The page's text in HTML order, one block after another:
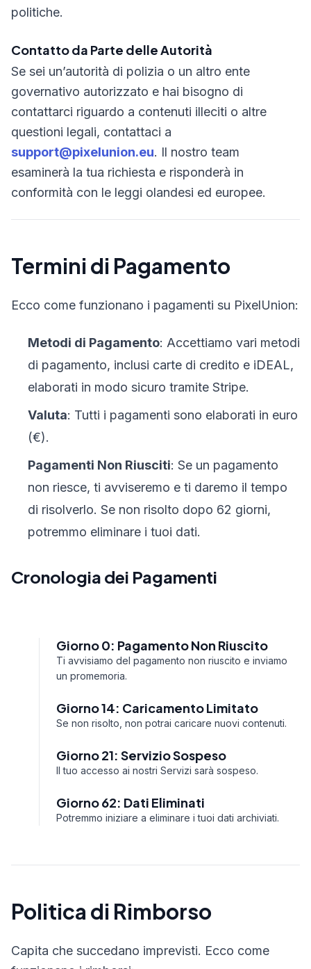
politiche.
Contatto da Parte delle Autorità
Se sei un’autorità di polizia o un altro ente
governativo autorizzato e hai bisogno di
contattarci riguardo a contenuti illeciti o altre
questioni legali, contattaci a
support@pixelunion.eu. Il nostro team
esaminerà la tua richiesta e risponderà in
conformità con le leggi olandesi ed europee.
Termini di Pagamento
Ecco come funzionano i pagamenti su PixelUnion:
Metodi di Pagamento: Accettiamo vari metodi
di pagamento, inclusi carte di credito e iDEAL,
elaborati in modo sicuro tramite Stripe.
Valuta: Tutti i pagamenti sono elaborati in euro
(€).
Pagamenti Non Riusciti: Se un pagamento
non riesce, ti avviseremo e ti daremo il tempo
di risolverlo. Se non risolto dopo 62 giorni,
potremmo eliminare i tuoi dati.
Cronologia dei Pagamenti
Giorno 0: Pagamento Non Riuscito
Ti avvisiamo del pagamento non riuscito e inviamo
un promemoria.
Giorno 14: Caricamento Limitato
Se non risolto, non potrai caricare nuovi contenuti.
Giorno 21: Servizio Sospeso
Il tuo accesso ai nostri Servizi sarà sospeso.
Giorno 62: Dati Eliminati
Potremmo iniziare a eliminare i tuoi dati archiviati.
Politica di Rimborso
Capita che succedano imprevisti. Ecco come